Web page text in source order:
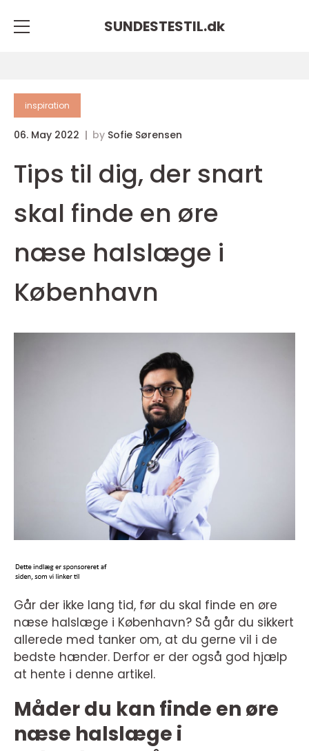
SUNDESTESTIL.dk
inspiration
06. May 2022 by Sofie Sørensen
Tips til dig, der snart
skal finde en øre
næse halslæge i
København
Går der ikke lang tid, før du skal finde en øre
næse halslæge i København? Så går du sikkert
allerede med tanker om, at du gerne vil i de
bedste hænder. Derfor er der også god hjælp
at hente i denne artikel.
Måder du kan finde en øre
næse halslæge i